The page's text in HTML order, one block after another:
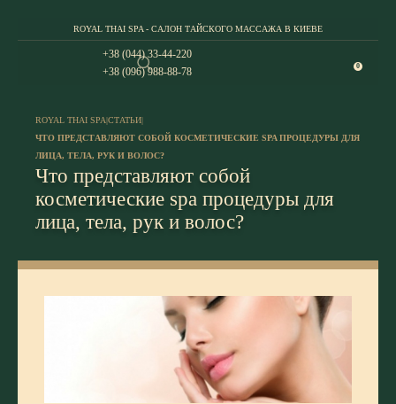
ROYAL THAI SPA - САЛОН ТАЙСКОГО МАССАЖА В КИЕВЕ
+38 (044) 33-44-220
+38 (096) 988-88-78
0
ROYAL THAI SPA|СТАТЬИ|
ЧТО ПРЕДСТАВЛЯЮТ СОБОЙ КОСМЕТИЧЕСКИЕ SPA ПРОЦЕДУРЫ ДЛЯ
ЛИЦА, ТЕЛА, РУК И ВОЛОС?
Что представляют собой
косметические spa процедуры для
лица, тела, рук и волос?